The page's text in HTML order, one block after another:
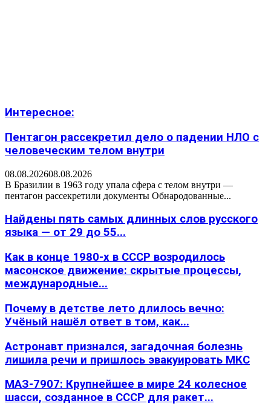
Интересное:
Пентагон рассекретил дело о падении НЛО с
человеческим телом внутри
08.08.202608.08.2026
В Бразилии в 1963 году упала сфера с телом внутри —
пентагон рассекретили документы Обнародованные...
Найдены пять самых длинных слов русского
языка — от 29 до 55...
Как в конце 1980-х в СССР возродилось
масонское движение: скрытые процессы,
международные...
Почему в детстве лето длилось вечно:
Учёный нашёл ответ в том, как...
Астронавт признался, загадочная болезнь
лишила речи и пришлось эвакуировать МКС
МАЗ-7907: Крупнейшее в мире 24 колесное
шасси, созданное в СССР для ракет...